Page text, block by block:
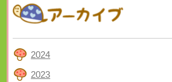
2024
2023